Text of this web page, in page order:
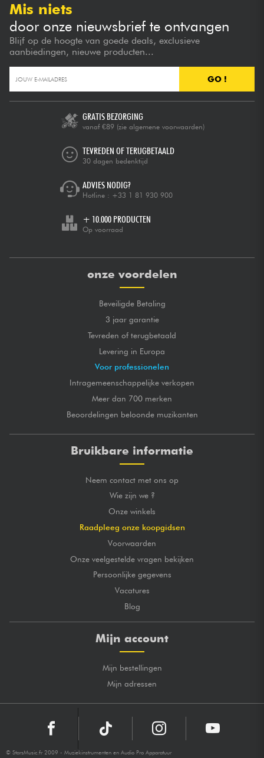
Mis niets
door onze nieuwsbrief te ontvangen
Blijf op de hoogte van goede deals, exclusieve
aanbiedingen, nieuwe producten...
GO !
GRATIS BEZORGING
vanaf €89 (zie algemene voorwaarden)
TEVREDEN OF TERUGBETAALD
30 dagen bedenktijd
ADVIES NODIG?
Hotline : +33 1 81 930 900
+ 10.000 PRODUCTEN
Op voorraad
onze voordelen
Beveiligde Betaling
3 jaar garantie
Tevreden of terugbetaald
Levering in Europa
Voor professionelen
Intragemeenschappelijke verkopen
Meer dan 700 merken
Beoordelingen beloonde muzikanten
Bruikbare informatie
Neem contact met ons op
Wie zijn we ?
Onze winkels
Raadpleeg onze koopgidsen
Voorwaarden
Onze veelgestelde vragen bekijken
Persoonlijke gegevens
Vacatures
Blog
Mijn account
Mijn bestellingen
Mijn adressen
© StarsMusic.fr 2009 - Muziekinstrumenten en Audio Pro Apparatuur